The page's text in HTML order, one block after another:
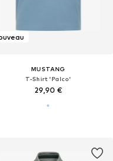
MUSTANG
T-Shirt 'Palco'
29,90 €